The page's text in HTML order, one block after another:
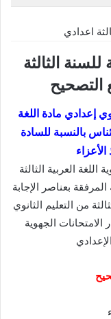
اعدادي
للسنة الثالثة
التصحيح
إعدادي مادة اللغة
بالنسبة للسادة
الأعزاء
العربية الثالثة
بعناصر الإجابة
من التعليم الثانوي
الجهوية